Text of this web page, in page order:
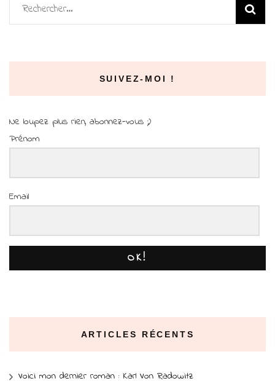
Rechercher :
SUIVEZ-MOI !
Ne loupez plus rien, abonnez-vous ;)
Prénom
Email
OK!
ARTICLES RÉCENTS
Voici mon dernier roman : Karl Von Radowitz